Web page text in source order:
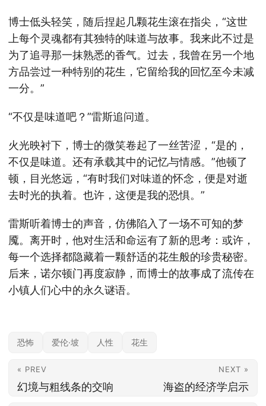
博士低头轻笑，随后捏起几颗花生滚在指尖，“这世
上每个灵魂都有其独特的味道与故事。我来此不过是
为了追寻那一抹熟悉的香气。过去，我曾在另一个地
方品尝过一种特别的花生，它留给我的回忆至今未减
一分。”
“不仅是味道吧？”雷斯追问道。
火光映衬下，博士的微笑卷起了一丝苦涩，“是的，
不仅是味道。还有承载其中的记忆与情感。”他顿了
顿，目光悠远，“有时我们对味道的怀念，便是对逝
去时光的执着。也许，这便是我的恐惧。”
雷斯听着博士的声音，仿佛陷入了一场不可知的梦
魇。离开时，他对生活和命运有了新的思考：或许，
每一个选择都隐藏着一颗舒适的花生般的珍贵秘密。
后来，诺尔顿门再度寂静，而博士的故事成了流传在
小镇人们心中的永久谜语。
恐怖 爱伦·坡 人性 花生
« PREV
幻境与粗线条的交响
NEXT »
海盗的经济学启示